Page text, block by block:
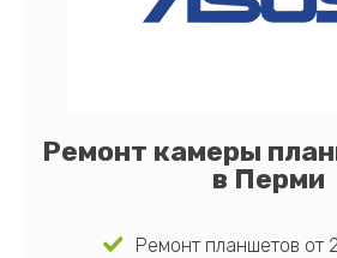
Ремонт камеры
в Перми
Ремонт планшетов от